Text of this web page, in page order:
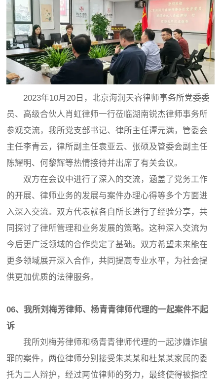
2023年10月20日，北京海润天睿律师事务所党委委
员、高级合伙人肖虹律师一行莅临湖南锐杰律师事务所
参观交流，我所党支部书记、律所主任谭元满，管委会
主任李青云，律所副主任袁亚云、张硕及管委会副主任
陈耀明、何黎辉等热情接待并出席了有关会议。
双方在会议中进行了深入的交流，涵盖了党务工作
的开展、律师业务的发展与案件办理心得等多个方面进
入深入交流。双方代表就各自所长进行了经验分享，共
同探讨了律所管理和业务发展的策略。这种深入交流为
今后更广泛领域的合作奠定了基础。双方希望未来能在
更多领域展开深入合作，共同提高专业水平，为社会提
供更加优质的法律服务。
06、我所刘梅芳律师、杨青青律师代理的一起案件不起
诉
我所刘梅芳律师和杨青青律师代理的一起涉嫌诈骗
罪的案件，两位律师分别接受朱某某和杜某某家属的委
托为二人辩护，经过两位律师的努力，最终使得被指控